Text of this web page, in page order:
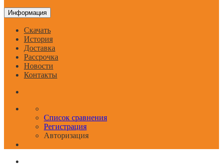
Информация
Скачать
История
Доставка
Рассрочка
Новости
Контакты
Список сравнения
Регистрация
Авторизация